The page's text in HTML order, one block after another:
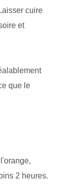
cuire
et
que le
2 heures.